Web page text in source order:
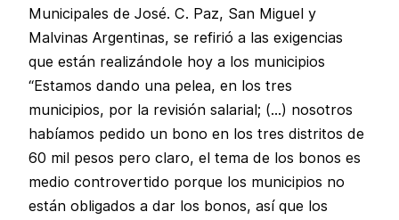
Municipales de José. C. Paz, San Miguel y
Malvinas Argentinas, se refirió a las exigencias
que están realizándole hoy a los municipios
“Estamos dando una pelea, en los tres
municipios, por la revisión salarial; (…) nosotros
habíamos pedido un bono en los tres distritos de
60 mil pesos pero claro, el tema de los bonos es
medio controvertido porque los municipios no
están obligados a dar los bonos, así que los